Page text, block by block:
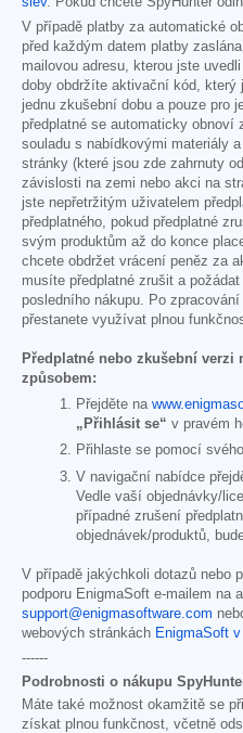
V případě platby za automatické
před každým datem platby
mailovou adresu, kterou jste
doby obdržíte aktivační kód, který
jednu zkušební dobu a pouze pro
předplatné se automaticky obnoví
souladu s nabídkovými materiály
stránky (které jsou zde zahrnuty
závislosti na zemi nebo akci na
jste nepřetržitým uživatelem
předplatného, pokud předplatné
svým produktům až do konce
chcete obdržet vrácení peněz za
musíte předplatné zrušit a
posledního nákupu. Po
přestanete využívat plnou
Předplatné nebo zkušební
způsobem:
Přejděte na
„Přihlásit se“ v pravém
Přihlaste se pomocí
V navigační nabídce
Vedle vaší objednávky/
případné zrušení
objednávek/produktů,
V případě jakýchkoli dotazů nebo
podporu EnigmaSoft e-mailem na
support@enigmasoftware.com
webových stránkách EnigmaSoft
------
Podrobnosti o nákupu
Máte také možnost okamžitě se
získat plnou funkčnost, včetně